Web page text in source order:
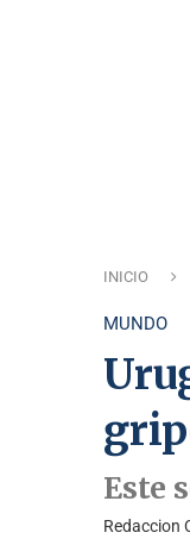
INICIO
MUNDO
Este
Redaccion